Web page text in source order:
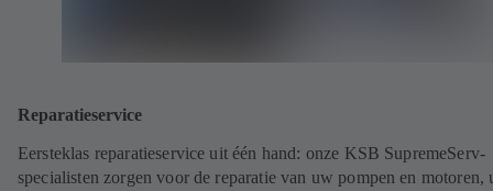
Reparatieservice
Eersteklas reparatieservice uit één hand: onze KSB SupremeServ-
specialisten zorgen voor de reparatie van uw pompen en motoren,